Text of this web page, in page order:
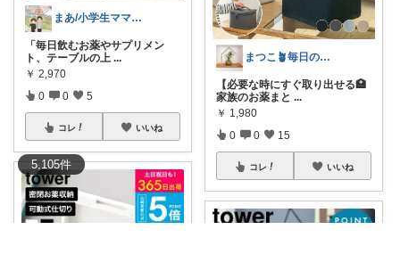
5,105件
まあ/小学生ママの転勤ROOM
「毎日飲むお薬やサプリメン
ト、テーブルの上 ...
￥ 2,970
0 0 5
コレ いいね
まつこ🪴毎日のくらし、ちょっと心地よく
【必要な時にすぐ取り出せる🏥
家族のお薬まと ...
￥ 1,980
0 0 15
コレ いいね